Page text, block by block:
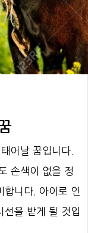
어날 꿈입니다.
손색이 없을 정
합니다. 아이로 인
선을 받게 될 것입